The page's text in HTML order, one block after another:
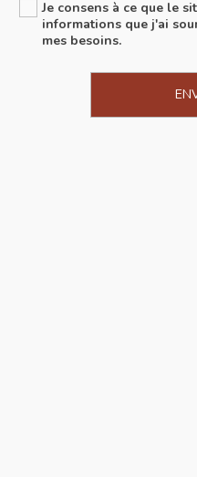
Je consens à ce que le
informations que j'ai
mes besoins.